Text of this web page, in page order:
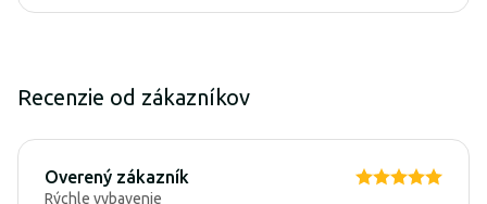
Recenzie od zákazníkov
Overený zákazník
Rýchle vybavenie